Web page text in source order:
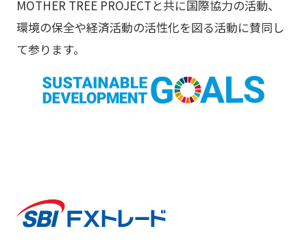
MOTHER TREE PROJECTと共に国際協力の活動、
環境の保全や経済活動の活性化を図る活動に賛同し
て参ります。